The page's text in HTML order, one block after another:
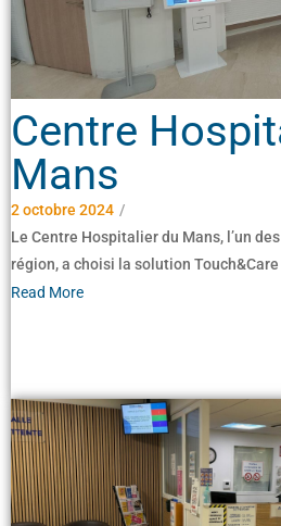
Centre
Mans
2 octobre 2024 /
Le Centre Hospitalier du Mans, l’un
région, a choisi la solution
Read More